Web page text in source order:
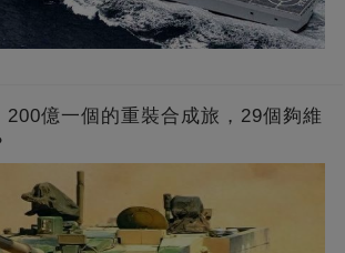
200億一個的重裝合成旅，29個夠維